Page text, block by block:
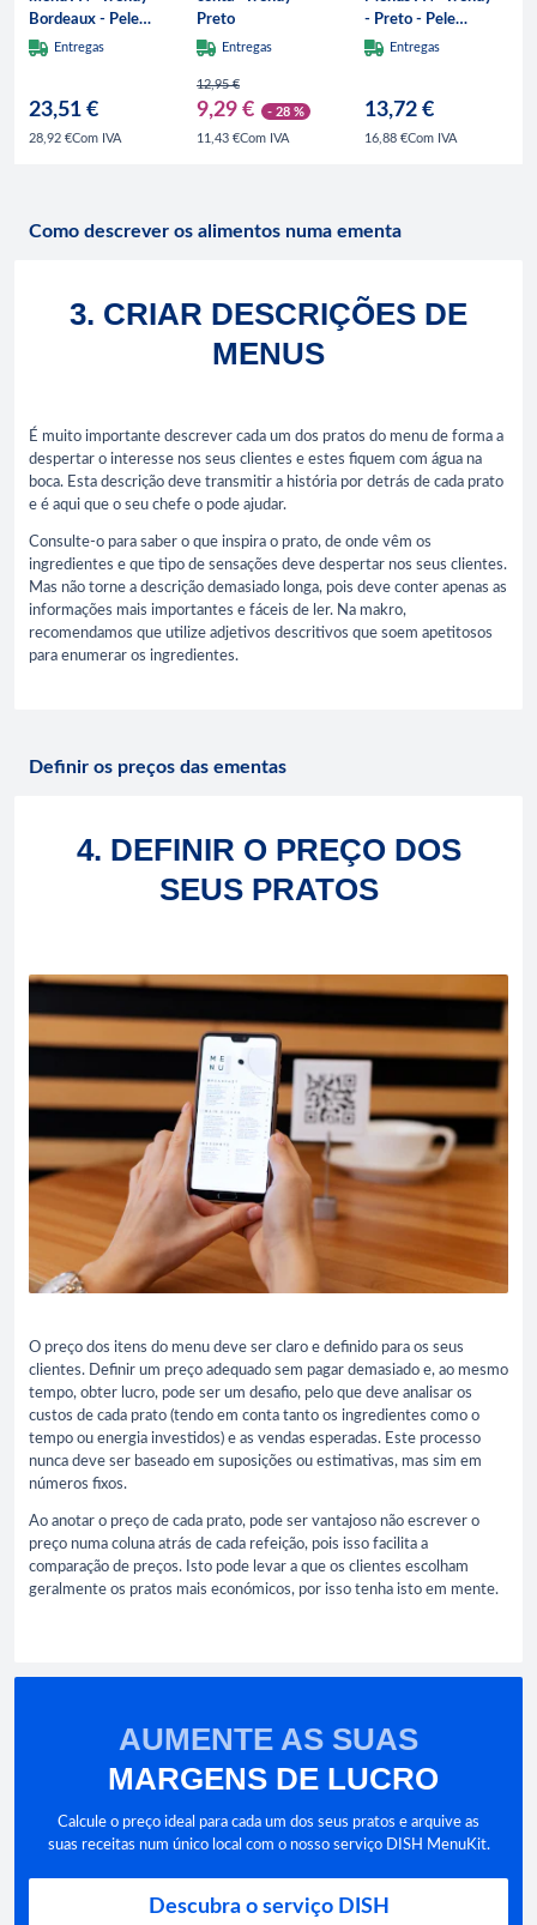
Bordeaux - Pele
sintética - 4 vistas
Entregas
23,51 €
28,92 €Com IVA
Preto
Entregas
12,95 €
9,29 € - 28 %
11,43 €Com IVA
- Preto - Pele
sintética - 4 vistas
Entregas
13,72 €
16,88 €Com IVA
Como descrever os alimentos numa ementa
3. CRIAR DESCRIÇÕES DE
MENUS
É muito importante descrever cada um dos pratos do menu de forma a
despertar o interesse nos seus clientes e estes fiquem com água na
boca. Esta descrição deve transmitir a história por detrás de cada prato
e é aqui que o seu chefe o pode ajudar.
Consulte-o para saber o que inspira o prato, de onde vêm os
ingredientes e que tipo de sensações deve despertar nos seus clientes.
Mas não torne a descrição demasiado longa, pois deve conter apenas as
informações mais importantes e fáceis de ler. Na makro,
recomendamos que utilize adjetivos descritivos que soem apetitosos
para enumerar os ingredientes.
Definir os preços das ementas
4. DEFINIR O PREÇO DOS
SEUS PRATOS
O preço dos itens do menu deve ser claro e definido para os seus
clientes. Definir um preço adequado sem pagar demasiado e, ao mesmo
tempo, obter lucro, pode ser um desafio, pelo que deve analisar os
custos de cada prato (tendo em conta tanto os ingredientes como o
tempo ou energia investidos) e as vendas esperadas. Este processo
nunca deve ser baseado em suposições ou estimativas, mas sim em
números fixos.
Ao anotar o preço de cada prato, pode ser vantajoso não escrever o
preço numa coluna atrás de cada refeição, pois isso facilita a
comparação de preços. Isto pode levar a que os clientes escolham
geralmente os pratos mais económicos, por isso tenha isto em mente.
AUMENTE AS SUAS
MARGENS DE LUCRO
Calcule o preço ideal para cada um dos seus pratos e arquive as
suas receitas num único local com o nosso serviço DISH MenuKit.
Descubra o serviço DISH